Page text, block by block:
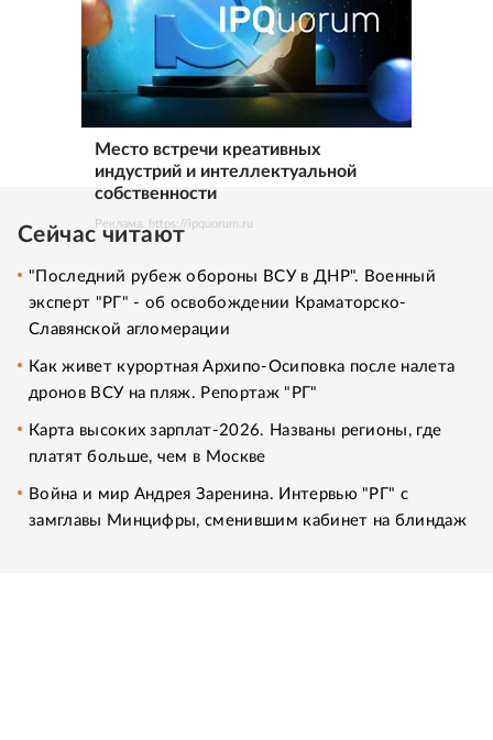
Место встречи креативных
индустрий и интеллектуальной
собственности
Реклама. https://ipquorum.ru
Сейчас читают
"Последний рубеж обороны ВСУ в ДНР". Военный
эксперт "РГ" - об освобождении Краматорско-
Славянской агломерации
Как живет курортная Архипо-Осиповка после налета
дронов ВСУ на пляж. Репортаж "РГ"
Карта высоких зарплат-2026. Названы регионы, где
платят больше, чем в Москве
Война и мир Андрея Заренина. Интервью "РГ" с
замглавы Минцифры, сменившим кабинет на блиндаж